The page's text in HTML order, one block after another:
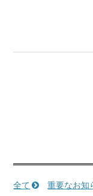
全て 重要なお知